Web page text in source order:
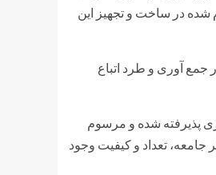
شده در ساخت و تجهیز این
جمع آوری و طرد اتباع
پذیرفته شده و مرسوم
جامعه، تعداد و کیفیت وجود